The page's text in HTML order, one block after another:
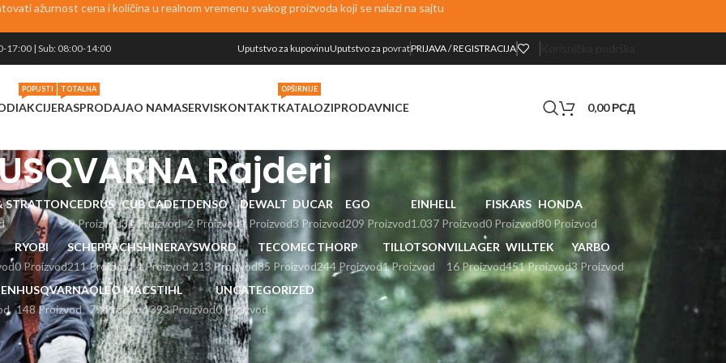
ažurnost cena i količina u realnom vremenu svakog proizvoda koji se nalazi na sajtu
17:00 | Sub: 08:00-14:00 Uputstvo za kupovinuUputstvo za povratPRIJAVA / REGISTRACIJA
AKCIJE
POPUSTI
RASPRODAJA
TOTALNA
O NAMASERVISKONTAKTKATALOZI
OPŠIRNIJE
PRODAVNICE 0,00РСД
Rajderi
STRATTONCEDRUS
9 Proizvod
CUB CADET
31 Proizvod
DENSO
2 Proizvod
DEWALT
1 Proizvod
DUCAR
3 Proizvod
EGO
209 Proizvod
EINHELL
1.037 Proizvod
FISKARS
0 Proizvod
HONDA
80 Proizvod
RYOBI
0 Proizvod
SCHEPPACH
211 Proizvod
SHINERAY
4 Proizvod
SWORD
213 Proizvod
TECOMEC
85 Proizvod
THORP
244 Proizvod
TILLOTSON
1 Proizvod
VILLAGER
16 Proizvod
WILLTEK
451 Proizvod
YARBO
3 Proizvod
HUSQVARNA
148 Proizvod
OLEO MAC
79 Proizvod
STIHL
393 Proizvod
UNCATEGORIZED
0 Proizvod
Prikaži 9 24 36